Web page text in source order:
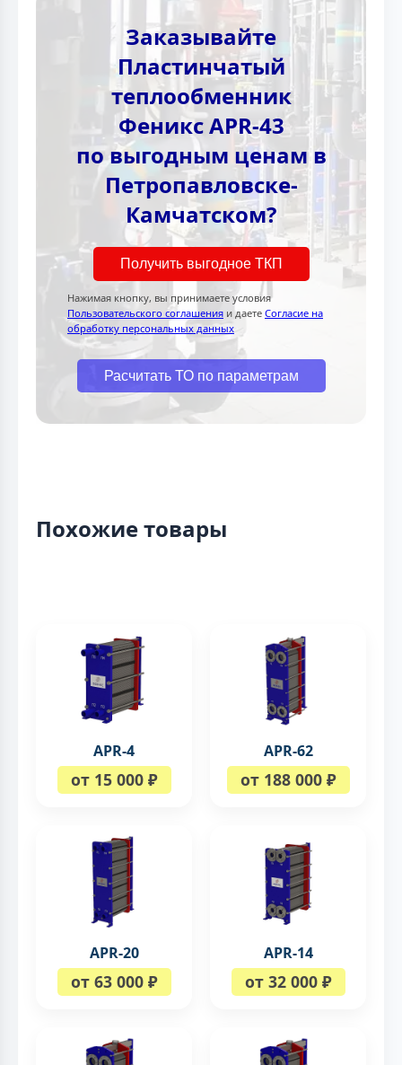
Заказывайте
Пластинчатый
теплообменник
Феникс APR-43
по выгодным ценам в
Петропавловске-
Камчатском?
Получить выгодное ТКП
Нажимая кнопку, вы принимаете условия
Пользовательского соглашения и даете Согласие на
обработку персональных данных
Расчитать ТО по параметрам
Похожие товары
APR-4
от 15 000 ₽
APR-62
от 188 000 ₽
APR-20
от 63 000 ₽
APR-14
от 32 000 ₽